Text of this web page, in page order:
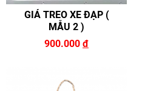
GIÁ TREO XE ĐẠP (
MẪU 2 )
900.000 đ